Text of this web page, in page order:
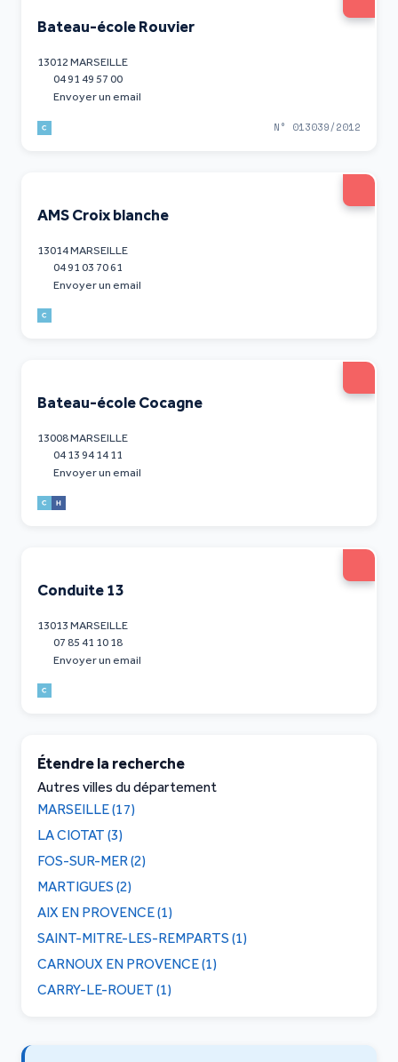
Bateau-école Rouvier
13012 MARSEILLE
04 91 49 57 00
Envoyer un email
N° 013039/2012
AMS Croix blanche
13014 MARSEILLE
04 91 03 70 61
Envoyer un email
Bateau-école Cocagne
13008 MARSEILLE
04 13 94 14 11
Envoyer un email
Conduite 13
13013 MARSEILLE
07 85 41 10 18
Envoyer un email
Étendre la recherche
Autres villes du département
MARSEILLE (17)
LA CIOTAT (3)
FOS-SUR-MER (2)
MARTIGUES (2)
AIX EN PROVENCE (1)
SAINT-MITRE-LES-REMPARTS (1)
CARNOUX EN PROVENCE (1)
CARRY-LE-ROUET (1)